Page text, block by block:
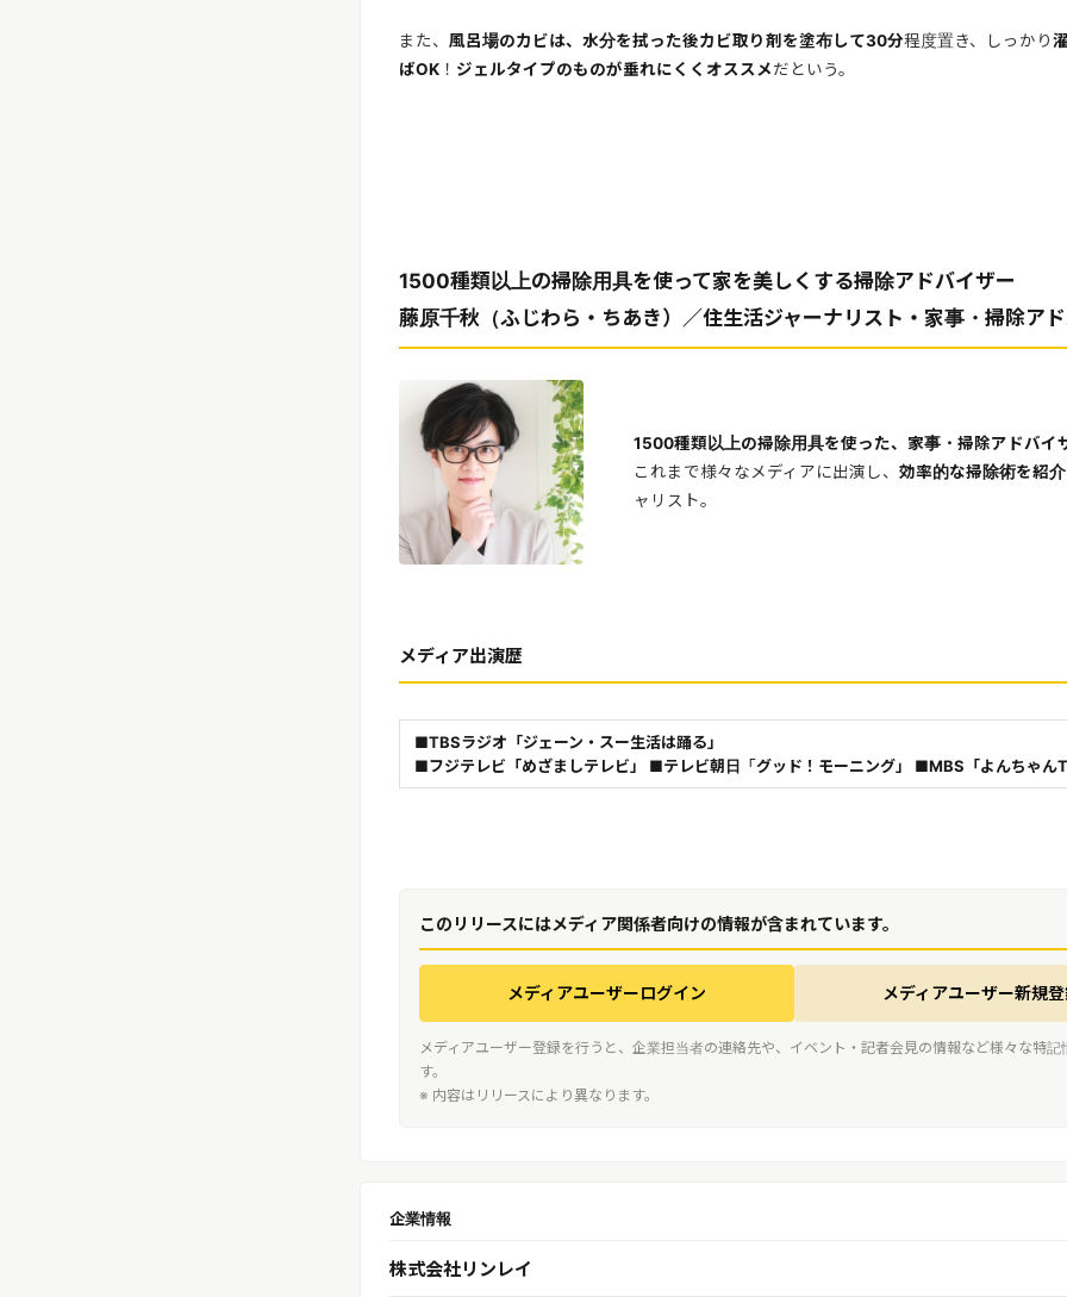
また、 風呂場のカビは、水分を拭った後カビ取り剤を塗布して30分程度置き、しっかり
ばOK ！ ジェルタイプのものが垂れにくくオススメだという。
1500種類以上の掃除用具を使って家を美しくする掃除アドバイザー
藤原千秋（ふじわら・ちあき）／住生活ジャーナリスト・家事・掃除ア
1500種類以上の掃除用具を使った、家事・掃除アドバイ
これまで様々なメディアに出演し、 効率的な掃除術を紹介
ャリスト。
メディア出演歴
■TBSラジオ「ジェーン・スー生活は踊る」
■フジテレビ「めざましテレビ」 ■テレビ朝日「グッド！モーニング」 ■MBS「よんちゃん
このリリースにはメディア関係者向けの情報が含まれています。
メディアユーザーログイン メディアユーザー新規
メディアユーザー登録を行うと、企業担当者の連絡先や、イベント・記者会見の情報など様々な特記
す。
※ 内容はリリースにより異なります。
企業情報
株式会社リンレイ